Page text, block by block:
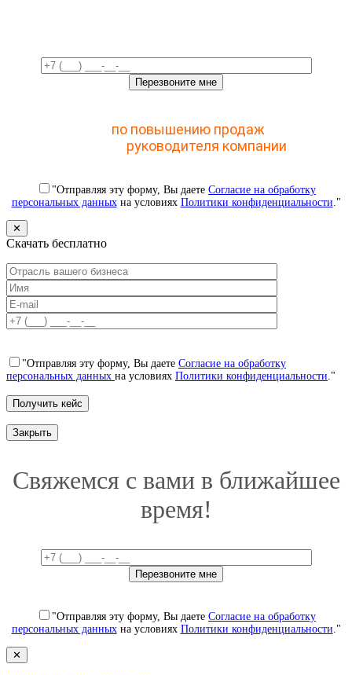
по повышению продаж
руководителя компании
"Отправляя эту форму, Вы даете Согласие на обработку
персональных данныхна условиях Политики конфиденциальности."
✕
Скачать бесплатно
"Отправляя эту форму, Вы даете Согласие на обработку
персональных данных на условиях Политики конфиденциальности."
Закрыть
Свяжемся с вами в ближайшее
время!
"Отправляя эту форму, Вы даете Согласие на обработку
персональных данныхна условиях Политики конфиденциальности."
✕